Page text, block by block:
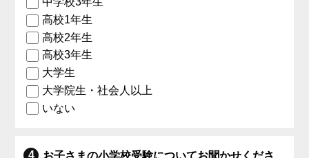
高校1年生
高校2年生
高校3年生
大学生
大学院生・社会人以上
いない